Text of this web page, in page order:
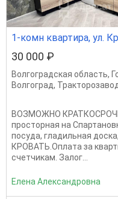
1-комн квартира, ул.
30 000 ₽
Волгоградская область,
Волгоград,
ВОЗМОЖНО
просторная на
посуда, гладильная
КРОВАТЬ.Оплата за
счетчикам. Залог...
Елена Александровна